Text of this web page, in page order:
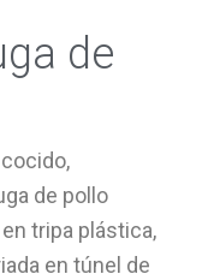
de
de pollo
tripa plástica,
en túnel de